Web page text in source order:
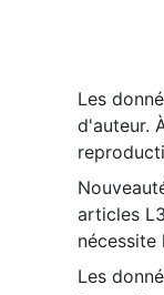
Les
d'auteur.
articles
nécessite
Les